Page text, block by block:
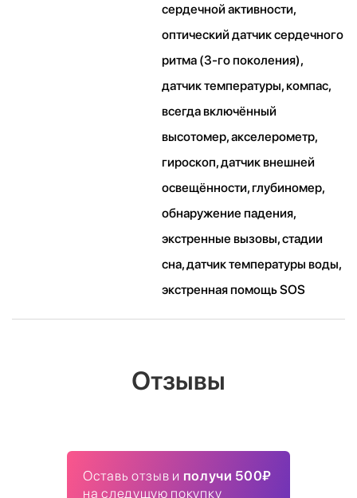
сердечной активности,
оптический датчик сердечного
ритма (3‑го поколения),
датчик температуры, компас,
всегда включённый
высотомер, акселерометр,
гироскоп, датчик внешней
освещённости, глубиномер,
обнаружение падения,
экстренные вызовы, стадии
сна, датчик температуры воды,
экстренная помощь SOS
Отзывы
Оставь отзыв и получи 500₽
на следущую покупку